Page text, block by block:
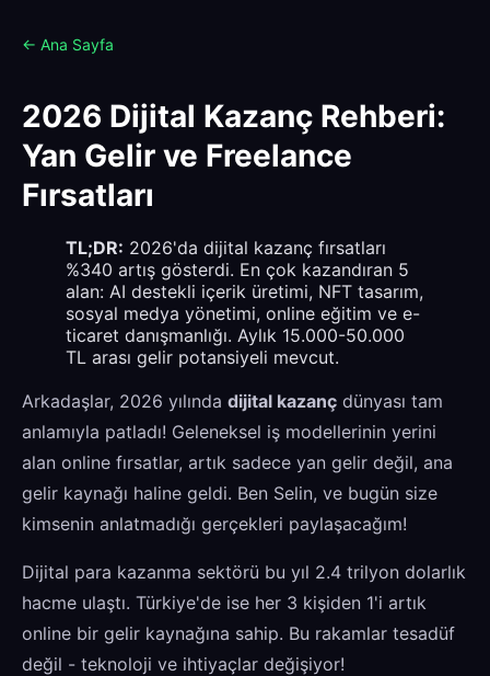
← Ana Sayfa
2026 Dijital Kazanç Rehberi:
Yan Gelir ve Freelance
Fırsatları
TL;DR: 2026'da dijital kazanç fırsatları
%340 artış gösterdi. En çok kazandıran 5
alan: AI destekli içerik üretimi, NFT tasarım,
sosyal medya yönetimi, online eğitim ve e-
ticaret danışmanlığı. Aylık 15.000-50.000
TL arası gelir potansiyeli mevcut.
Arkadaşlar, 2026 yılında dijital kazanç dünyası tam
anlamıyla patladı! Geleneksel iş modellerinin yerini
alan online fırsatlar, artık sadece yan gelir değil, ana
gelir kaynağı haline geldi. Ben Selin, ve bugün size
kimsenin anlatmadığı gerçekleri paylaşacağım!
Dijital para kazanma sektörü bu yıl 2.4 trilyon dolarlık
hacme ulaştı. Türkiye'de ise her 3 kişiden 1'i artık
online bir gelir kaynağına sahip. Bu rakamlar tesadüf
değil - teknoloji ve ihtiyaçlar değişiyor!